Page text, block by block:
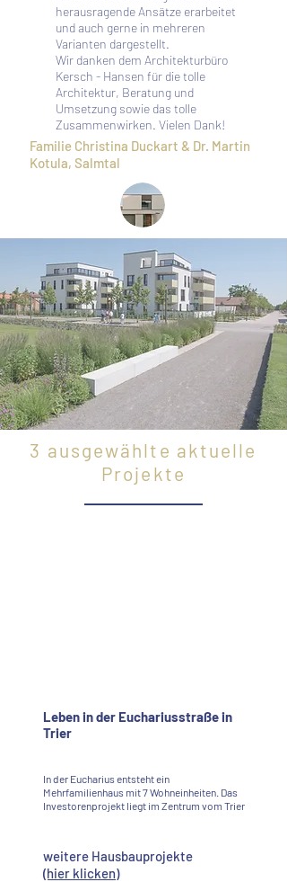
herausragende Ansätze erarbeitet
und auch gerne in mehreren
Varianten dargestellt.
Wir danken dem Architekturbüro
Kersch - Hansen für die tolle
Architektur, Beratung und
Umsetzung sowie das tolle
Zusammenwirken. Vielen Dank!
Familie Christina Duckart & Dr. Martin
Kotula, Salmtal
3 ausgewählte aktuelle
Projekte
Leben in der Euchariusstraße in
Trier
In der Eucharius entsteht ein
Mehrfamilienhaus mit 7 Wohneinheiten. Das
Investorenprojekt liegt im Zentrum vom Trier
weitere Hausbauprojekte
(hier klicken)